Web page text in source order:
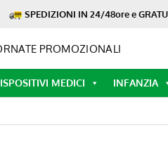
SPEDIZIONI IN 24/48ore e
PROMOZIONALI
MEDICI INFANZIA